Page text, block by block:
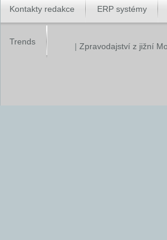
Kontakty redakce ERP systémy
Trends | Zpravodajství z jižní